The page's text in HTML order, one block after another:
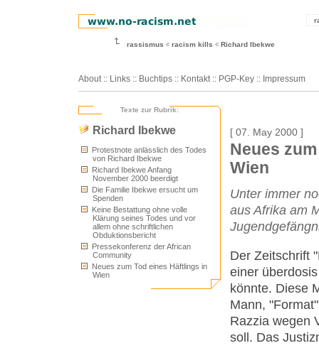
rassismus racism kills Richard Ibekwe
About :: Links :: Buchtips :: Kontakt :: PGP-Key :: Impressum
Texte zur Rubrik:
Richard Ibekwe
Protestnote anlässlich des Todes
von Richard Ibekwe
Richard Ibekwe Anfang
November 2000 beerdigt
Die Familie Ibekwe ersucht um
Spenden
Keine Bestattung ohne volle
Klärung seines Todes und vor
allem ohne schriftlichen
Obduktionsbericht
Pressekonferenz der African
Community
Neues zum Tod eines Häftlings in
Wien
[ 07. May 2000 ]
Neues
Wien
Unter immer
aus Afrika am
Der Zeitschrift
einer
könnte. Diese
Mann,
Razzia wegen
soll. Das